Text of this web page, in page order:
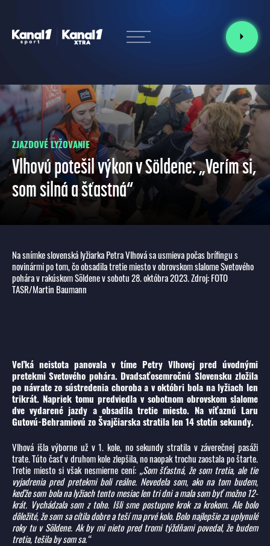
ZJAZDOVÉ LYŽOVANIE
Vlhovú potešil výkon v Söldene: „Verím si,
som silná a šťastná“
Na snímke slovenská lyžiarka Petra Vlhová sa usmieva počas brífingu s
novinármi po tom, čo obsadila tretie miesto v obrovskom slalome Svetového
pohára v rakúskom Söldene v sobotu 28. októbra 2023. Zdroj: FOTO
TASR/Martin Baumann
Veľká neistota panovala v tíme Petry Vlhovej pred úvodnými
pretekmi Svetového pohára. Dvadsaťosemročnú Slovensku zložila
po návrate zo sústredenia choroba a v októbri bola na lyžiach len
trikrát. Napriek tomu predviedla v sobotnom obrovskom slalome
dve vydarené jazdy a obsadila tretie miesto. Na víťaznú Laru
Gutovú-Behramiovú zo Švajčiarska stratila len 14 stotín sekundy.
Vlhová išla výborne už v 1. kole, no sekundy stratila v záverečnej pasáži
trate. Túto časť v druhom kole zlepšila, no naopak trochu zaostala po štarte.
Tretie miesto si však nesmierne cení: „Som šťastná, že som tretia, ale tie
vyjadrenia pred pretekmi boli reálne. Nevedela som, ako na tom budem,
keďže som bola na lyžiach tento mesiac len tri dni a mala som byť možno 12-
krát. Vychádzala som z toho. Išli sme postupne krok za krokom. Ale bolo
dôležité, že som sa cítila dobre a teší ma prvé kolo. Bolo najlepšie za uplynulé
roky tu v Söldene. Ak by mi nieto pred tromi týždňami povedal, že budem
tretia, tešila by som sa.“